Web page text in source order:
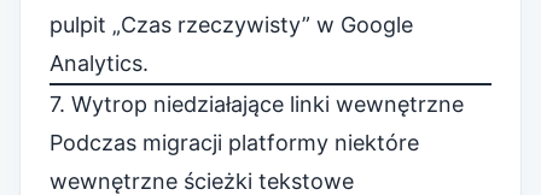
pulpit „Czas rzeczywisty” w Google
Analytics.
7. Wytrop niedziałające linki wewnętrzne
Podczas migracji platformy niektóre
wewnętrzne ścieżki tekstowe